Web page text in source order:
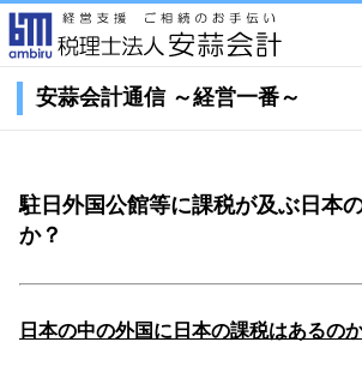
安蒜会計通信 ～経営一番～
駐日外国公館等に課税が及ぶ日本
か？
日本の中の外国に日本の課税はあるの